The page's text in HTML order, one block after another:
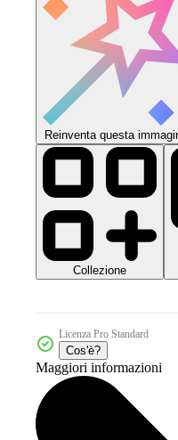
Reinventa questa
Collezione
Licenza Pro Standard
Cos'è?
Maggiori informazioni